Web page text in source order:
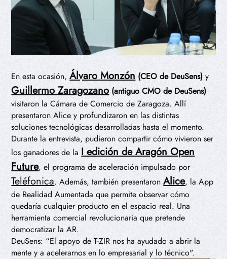
En esta ocasión, Álvaro Monzón (CEO de DeuSens) y
Guillermo Zaragozano (antiguo CMO de DeuSens)
visitaron la Cámara de Comercio de Zaragoza. Allí
presentaron Alice y profundizaron en las distintas
soluciones tecnológicas desarrolladas hasta el momento.
Durante la entrevista, pudieron compartir cómo vivieron ser
los ganadores de la I edición de Aragón Open
Future, el programa de aceleración impulsado por
Teléfonica. Además, también presentaronAlice, la App
de Realidad Aumentada que permite observar cómo
quedaría cualquier producto en el espacio real. Una
herramienta comercial revolucionaria que pretende
democratizar la AR.
DeuSens: “El apoyo de T-ZIR nos ha ayudado a abrir la
mente y a acelerarnos en lo empresarial y lo técnico".